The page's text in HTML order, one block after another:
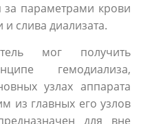
за параметрами крови
и слива диализата.
мог получить
гемодиализа,
узлах аппарата
из главных его узлов
для вне